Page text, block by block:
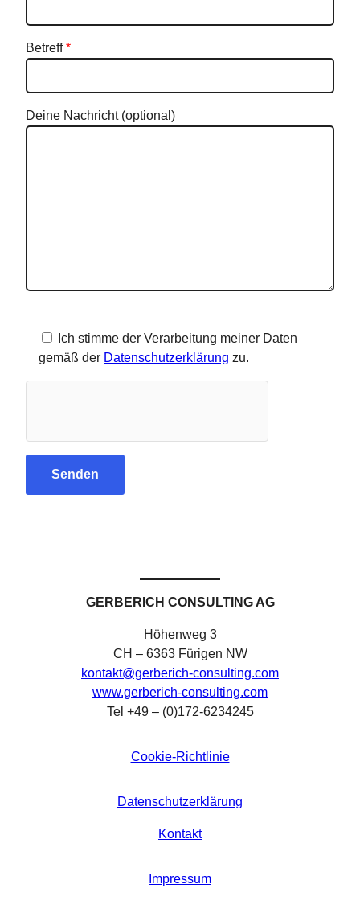
Betreff*
Deine Nachricht (optional)
Ich stimme der Verarbeitung meiner Daten
gemäß der Datenschutzerklärung zu.
GERBERICH CONSULTING AG
Höhenweg 3
CH – 6363 Fürigen NW
kontakt@gerberich-consulting.com
www.gerberich-consulting.com
Tel +49 – (0)172-6234245
Cookie-Richtlinie
Datenschutzerklärung
Kontakt
Impressum